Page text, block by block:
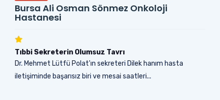
Bursa Ali Osman Sönmez Onkoloji
Hastanesi
Tıbbi Sekreterin Olumsuz Tavrı
Dr. Mehmet Lütfü Polat'ın sekreteri Dilek hanım hasta
iletişiminde başarısız biri ve mesai saatleri...